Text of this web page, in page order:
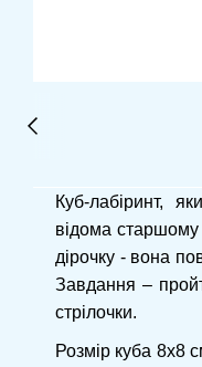
Куб-лабіринт,
відома
дірочку - вона
Завдання –
стрілочки.
Розмір куба 8х8